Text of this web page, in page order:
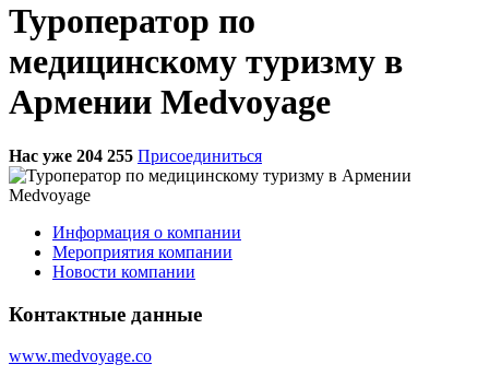
Туроператор по
медицинскому туризму в
Армении Medvoyage
Нас уже 204 255 Присоединиться
Информация о компании
Мероприятия компании
Новости компании
Контактные данные
www.medvoyage.co